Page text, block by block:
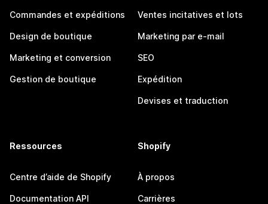
Commandes et expéditions
Design de boutique
Marketing et conversion
Gestion de boutique
Ventes incitatives et lots
Marketing par e-mail
SEO
Expédition
Devises et traduction
Ressources
Centre d’aide de Shopify
Documentation API
Shopify
À propos
Carrières